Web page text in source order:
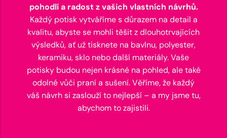
pohodlí a radost z vašich vlastních návrhů.
Každý potisk vytváříme s důrazem na detail a
kvalitu, abyste se mohli těšit z dlouhotrvajících
výsledků, ať už tisknete na bavlnu, polyester,
keramiku, sklo nebo další materiály. Vaše
potisky budou nejen krásné na pohled, ale také
odolné vůči praní a sušení. Věříme, že každý
váš návrh si zaslouží to nejlepší – a my jsme tu,
abychom to zajistili.